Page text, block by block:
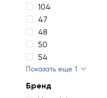
104
47
48
50
54
Показать еще 1
Бренд